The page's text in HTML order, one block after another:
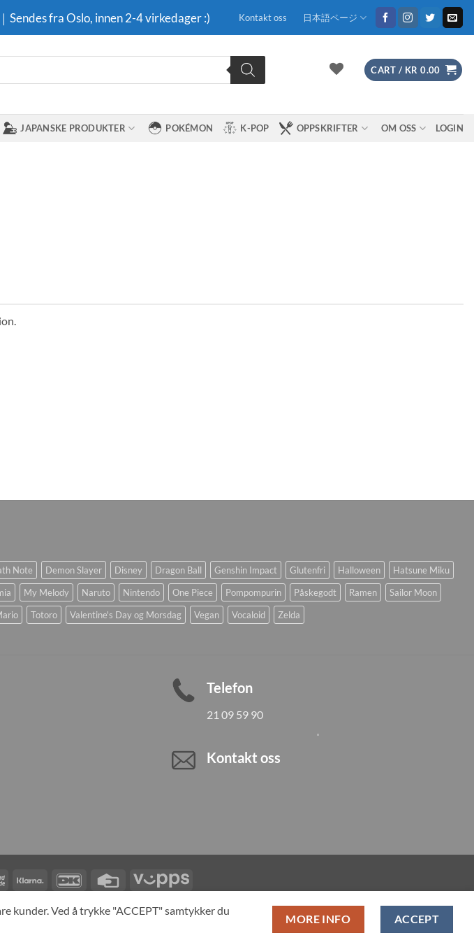
fra Oslo, innen 2-4 virkedager :) Kontakt oss 日本語ページ
CART / KR 0.00
JAPANSKE PRODUKTER POKÉMON K-POP OPPSKRIFTER OM OSS LOGIN
Note Demon Slayer Disney Dragon Ball Genshin Impact Glutenfri Halloween
Hatsune Miku
My Melody Naruto Nintendo One Piece Pompompurin Påskegodt Ramen
Sailor Moon
Totoro Valentine's Day og Morsdag Vegan Vocaloid Zelda
Telefon
21 09 59 90
Kontakt oss
MasterCard
2
Klarna DanKort
Credit
Card
Vipps
MIN KONTO ALL PRODUCTS
kunder. Ved å trykke "ACCEPT" samtykker du
MORE INFO ACCEPT